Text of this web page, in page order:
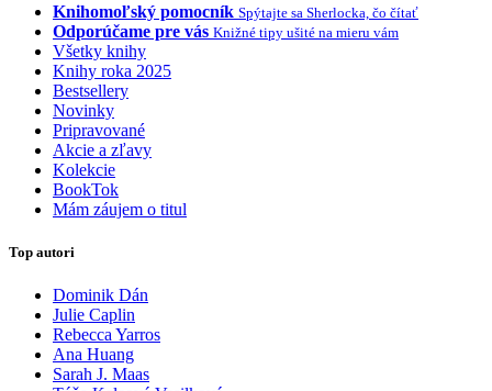
Knihomoľský pomocník Spýtajte sa Sherlocka, čo čítať
Odporúčame pre vás Knižné tipy ušité na mieru vám
Všetky knihy
Knihy roka 2025
Bestsellery
Novinky
Pripravované
Akcie a zľavy
Kolekcie
BookTok
Mám záujem o titul
Top autori
Dominik Dán
Julie Caplin
Rebecca Yarros
Ana Huang
Sarah J. Maas